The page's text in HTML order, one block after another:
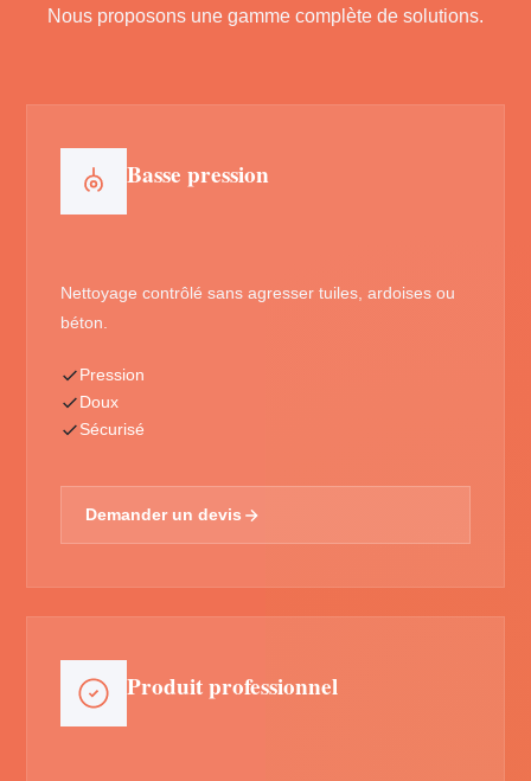
Nous proposons une gamme complète de solutions.
Basse pression
Nettoyage contrôlé sans agresser tuiles, ardoises ou
béton.
Pression
Doux
Sécurisé
Demander un devis
Produit professionnel